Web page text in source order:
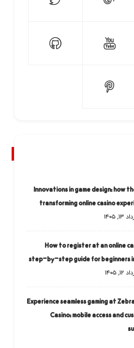
Innovations in game design: how
transforming online casino
۱۴۰۵
How to register at an online
step-by-step guide for beginners
۱۴۰۵
Experience seamless gaming at
Casino: mobile access and